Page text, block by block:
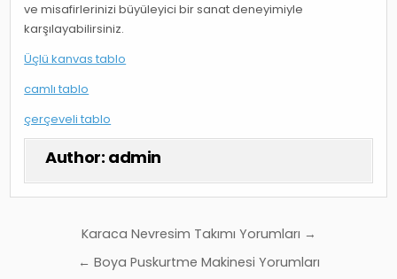
ve misafirlerinizi büyüleyici bir sanat deneyimiyle
karşılayabilirsiniz.
Üçlü kanvas tablo
camlı tablo
çerçeveli tablo
Author: admin
gezinmesi
Karaca Nevresim Takımı Yorumları →
← Boya Puskurtme Makinesi Yorumları